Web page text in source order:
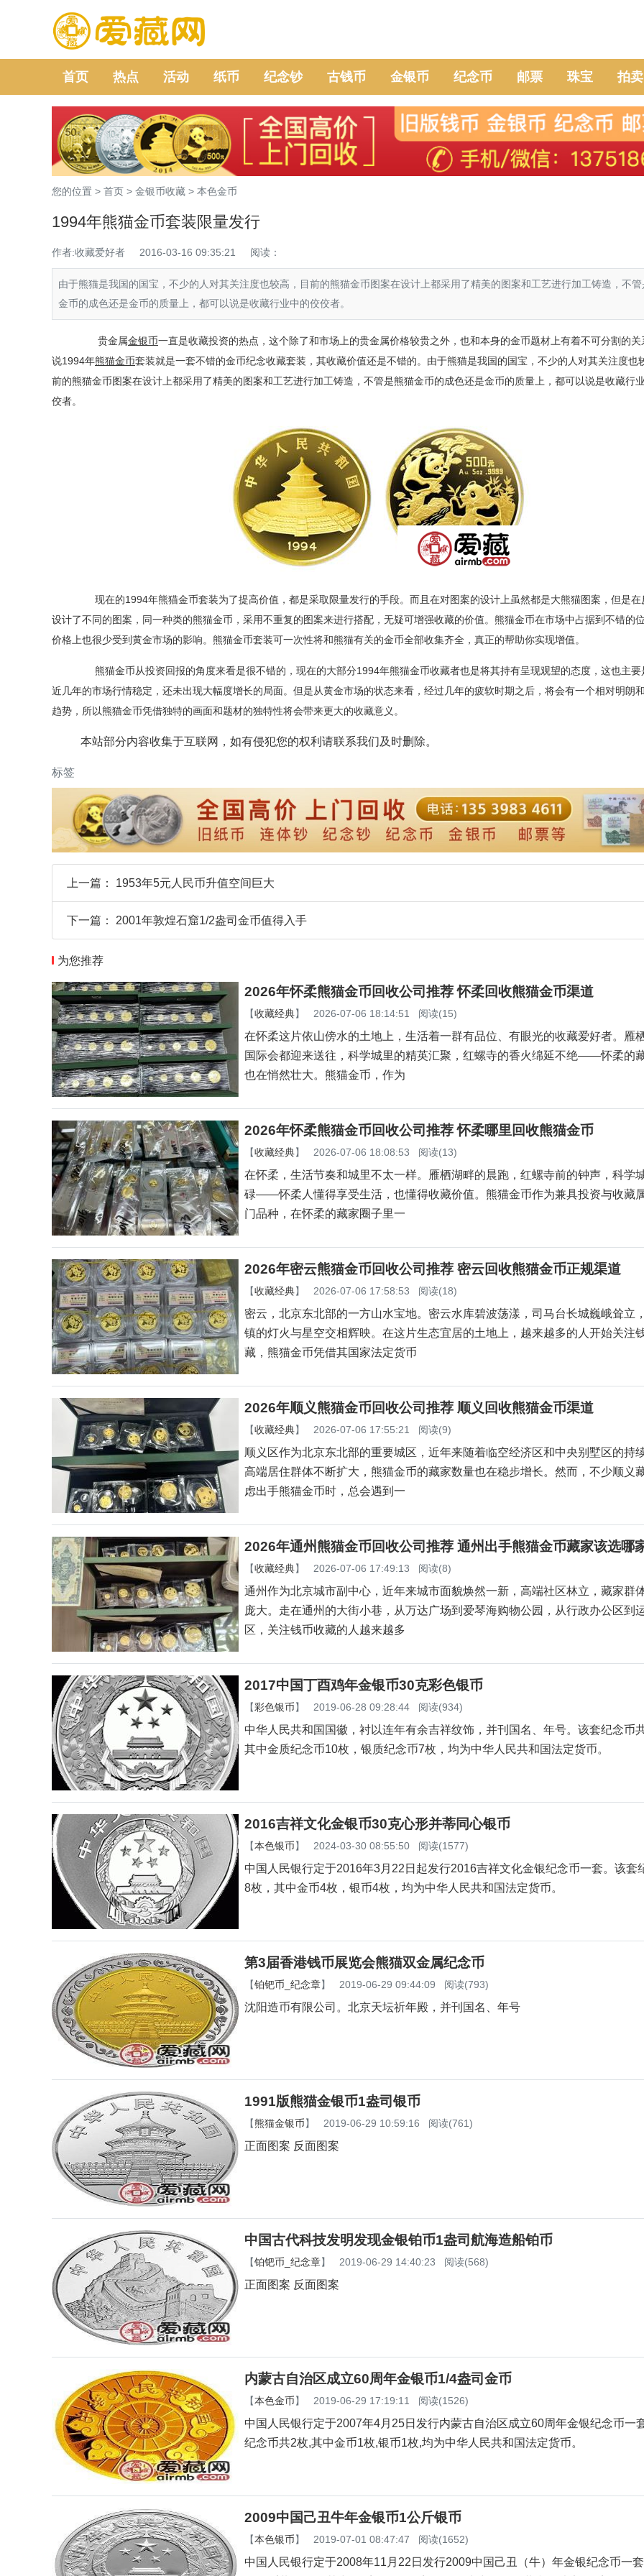
首页 热点 活动 纸币 纪念钞 古钱币 金银币 纪念币 邮票 珠宝 拍卖
您的位置 > 首页 > 金银币收藏 > 本色金币
1994年熊猫金币套装限量发行
作者:收藏爱好者 2016-03-16 09:35:21 阅读：
由于熊猫是我国的国宝，不少的人对其关注度也较高，目前的熊猫金币图案在设计上都采用了精美的图案和工艺进行加工铸造，不
金币的成色还是金币的质量上，都可以说是收藏行业中的佼佼者。
贵金属金银币一直是收藏投资的热点，这个除了和市场上的贵金属价格较贵之外，也和本身的金币题材上有着不可分割的关
说1994年熊猫金币套装就是一套不错的金币纪念收藏套装，其收藏价值还是不错的。由于熊猫是我国的国宝，不少的人对其关注度也
前的熊猫金币图案在设计上都采用了精美的图案和工艺进行加工铸造，不管是熊猫金币的成色还是金币的质量上，都可以说是收藏行
佼者。
现在的1994年熊猫金币套装为了提高价值，都是采取限量发行的手段。而且在对图案的设计上虽然都是大熊猫图案，但是在
设计了不同的图案，同一种类的熊猫金币，采用不重复的图案来进行搭配，无疑可增强收藏的价值。熊猫金币在市场中占据到不错的
价格上也很少受到黄金市场的影响。熊猫金币套装可一次性将和熊猫有关的金币全部收集齐全，真正的帮助你实现增值。
熊猫金币从投资回报的角度来看是很不错的，现在的大部分1994年熊猫金币收藏者也是将其持有呈现观望的态度，这也主要
近几年的市场行情稳定，还未出现大幅度增长的局面。但是从黄金市场的状态来看，经过几年的疲软时期之后，将会有一个相对明朗
趋势，所以熊猫金币凭借独特的画面和题材的独特性将会带来更大的收藏意义。
本站部分内容收集于互联网，如有侵犯您的权利请联系我们及时删除。
标签
上一篇： 1953年5元人民币升值空间巨大
下一篇： 2001年敦煌石窟1/2盎司金币值得入手
为您推荐
2026年怀柔熊猫金币回收公司推荐 怀柔回收熊猫金币渠道
【收藏经典】 2026-07-06 18:14:51 阅读(15)
在怀柔这片依山傍水的土地上，生活着一群有品位、有眼光的收藏爱好者。雁
国际会都迎来送往，科学城里的精英汇聚，红螺寺的香火绵延不绝——怀柔的
也在悄然壮大。熊猫金币，作为
2026年怀柔熊猫金币回收公司推荐 怀柔哪里回收熊猫金币
【收藏经典】 2026-07-06 18:08:53 阅读(13)
在怀柔，生活节奏和城里不太一样。雁栖湖畔的晨跑，红螺寺前的钟声，科学
碌——怀柔人懂得享受生活，也懂得收藏价值。熊猫金币作为兼具投资与收藏
门品种，在怀柔的藏家圈子里一
2026年密云熊猫金币回收公司推荐 密云回收熊猫金币正规渠道
【收藏经典】 2026-07-06 17:58:53 阅读(18)
密云，北京东北部的一方山水宝地。密云水库碧波荡漾，司马台长城巍峨耸立
镇的灯火与星空交相辉映。在这片生态宜居的土地上，越来越多的人开始关注
藏，熊猫金币凭借其国家法定货币
2026年顺义熊猫金币回收公司推荐 顺义回收熊猫金币渠道
【收藏经典】 2026-07-06 17:55:21 阅读(9)
顺义区作为北京东北部的重要城区，近年来随着临空经济区和中央别墅区的持
高端居住群体不断扩大，熊猫金币的藏家数量也在稳步增长。然而，不少顺义
虑出手熊猫金币时，总会遇到一
2026年通州熊猫金币回收公司推荐 通州出手熊猫金币藏家该选哪
【收藏经典】 2026-07-06 17:49:13 阅读(8)
通州作为北京城市副中心，近年来城市面貌焕然一新，高端社区林立，藏家群
庞大。走在通州的大街小巷，从万达广场到爱琴海购物公园，从行政办公区到
区，关注钱币收藏的人越来越多
2017中国丁酉鸡年金银币30克彩色银币
【彩色银币】 2019-06-28 09:28:44 阅读(934)
中华人民共和国国徽，衬以连年有余吉祥纹饰，并刊国名、年号。该套纪念币
其中金质纪念币10枚，银质纪念币7枚，均为中华人民共和国法定货币。
2016吉祥文化金银币30克心形并蒂同心银币
【本色银币】 2024-03-30 08:55:50 阅读(1577)
中国人民银行定于2016年3月22日起发行2016吉祥文化金银纪念币一套。该套
8枚，其中金币4枚，银币4枚，均为中华人民共和国法定货币。
第3届香港钱币展览会熊猫双金属纪念币
【铂钯币_纪念章】 2019-06-29 09:44:09 阅读(793)
沈阳造币有限公司。北京天坛祈年殿，并刊国名、年号
1991版熊猫金银币1盎司银币
【熊猫金银币】 2019-06-29 10:59:16 阅读(761)
正面图案 反面图案
中国古代科技发明发现金银铂币1盎司航海造船铂币
【铂钯币_纪念章】 2019-06-29 14:40:23 阅读(568)
正面图案 反面图案
内蒙古自治区成立60周年金银币1/4盎司金币
【本色金币】 2019-06-29 17:19:11 阅读(1526)
中国人民银行定于2007年4月25日发行内蒙古自治区成立60周年金银纪念币一
纪念币共2枚,其中金币1枚,银币1枚,均为中华人民共和国法定货币。
2009中国己丑牛年金银币1公斤银币
【本色银币】 2019-07-01 08:47:47 阅读(1652)
中国人民银行定于2008年11月22日发行2009中国己丑（牛）年金银纪念币一